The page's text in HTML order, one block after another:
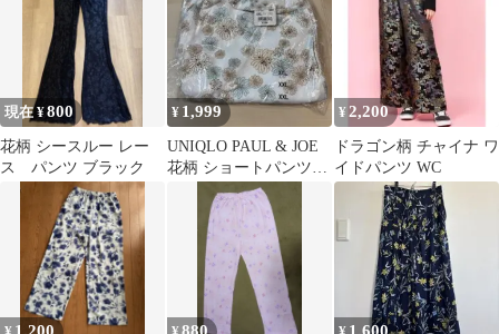
現在 ¥800
花柄 シースルー レー
ス パンツ ブラック
¥ 1,999
UNIQLO PAUL & JOE
花柄 ショートパンツ
¥2,200
ドラゴン柄 チャイナ ワ
イドパンツ WC